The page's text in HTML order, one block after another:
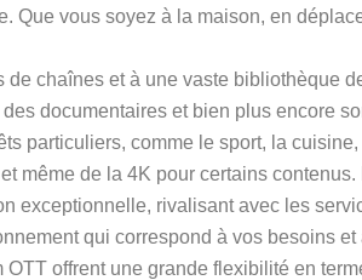
Que vous soyez à la maison, en
de chaînes et à une vaste bibliothèque
documentaires et bien plus encore
particuliers, comme le sport, la
même de la 4K pour certains contenus.
exceptionnelle, rivalisant avec les
qui correspond à vos besoins
offrent une grande flexibilité en